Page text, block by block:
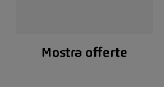
Mostra offerte